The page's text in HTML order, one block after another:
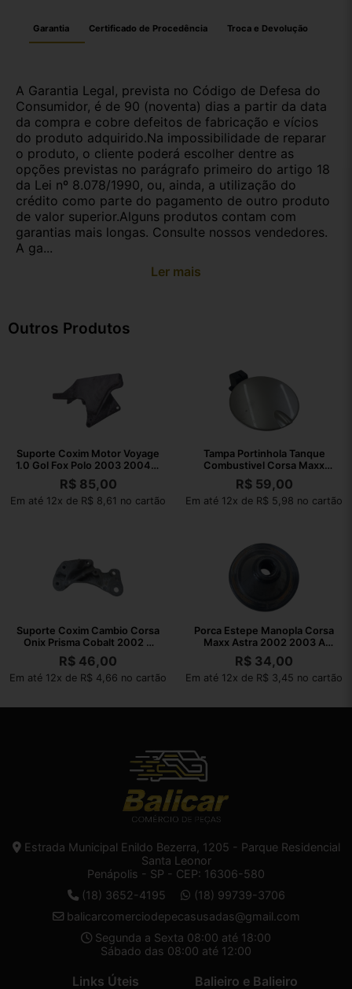
Garantia Certificado de Procedência Troca e Devolução
A Garantia Legal, prevista no Código de Defesa do
Consumidor, é de 90 (noventa) dias a partir da data
da compra e cobre defeitos de fabricação e vícios
do produto adquirido.Na impossibilidade de reparar
o produto, o cliente poderá escolher dentre as
opções previstas no parágrafo primeiro do artigo 18
da Lei nº 8.078/1990, ou, ainda, a utilização do
crédito como parte do pagamento de outro produto
de valor superior.Alguns produtos contam com
garantias mais longas. Consulte nossos vendedores.
A ga...
Ler mais
Outros Produtos
Suporte Coxim Motor Voyage
1.0 Gol Fox Polo 2003 2004 A
2021
R$85,00
Em até 12x de R$ 8,61 no cartão
Tampa Portinhola Tanque
Combustivel Corsa Maxx
2004 A 2012
R$59,00
Em até 12x de R$ 5,98 no cartão
Suporte Coxim Cambio Corsa
Onix Prisma Cobalt 2002 A
2010
R$ 46,00
Em até 12x de R$ 4,66 no cartão
Porca Estepe Manopla Corsa
Maxx Astra 2002 2003 A
2010
R$ 34,00
Em até 12x de R$ 3,45 no cartão
Estrada Municipal Enildo Bezerra, 1205 - Parque Residencial
Santa Leonor
Penápolis - SP - CEP: 16306-580
(18) 3652-4195
(18) 99739-3706
balicarcomerciodepecasusadas@gmail.com
Segunda a Sexta 08:00 até 18:00
Sábado das 08:00 até 12:00
Links Úteis Balieiro e Balieiro